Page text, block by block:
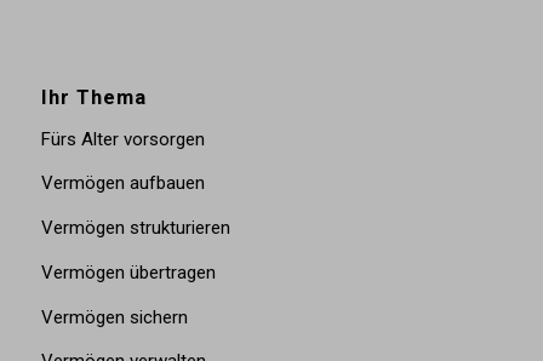
Ihr Thema
Fürs Alter vorsorgen
Vermögen aufbauen
Vermögen strukturieren
Vermögen übertragen
Vermögen sichern